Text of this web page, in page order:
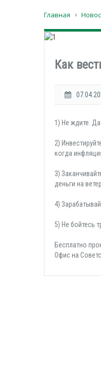
Главная
Как
1) Не ждите.
2)
когда
3)
деньги на
4)
5) Не бойтесь
Бесплатно
Офис на